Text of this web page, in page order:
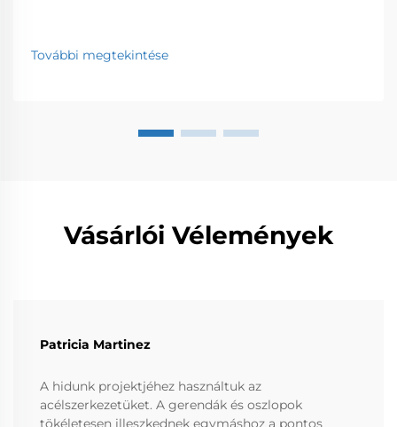
További megtekintése
Vásárlói Vélemények
Patricia Martinez
A hidunk projektjéhez használtuk az
acélszerkezetüket. A gerendák és oszlopok
tökéletesen illeszkednek egymáshoz a pontos